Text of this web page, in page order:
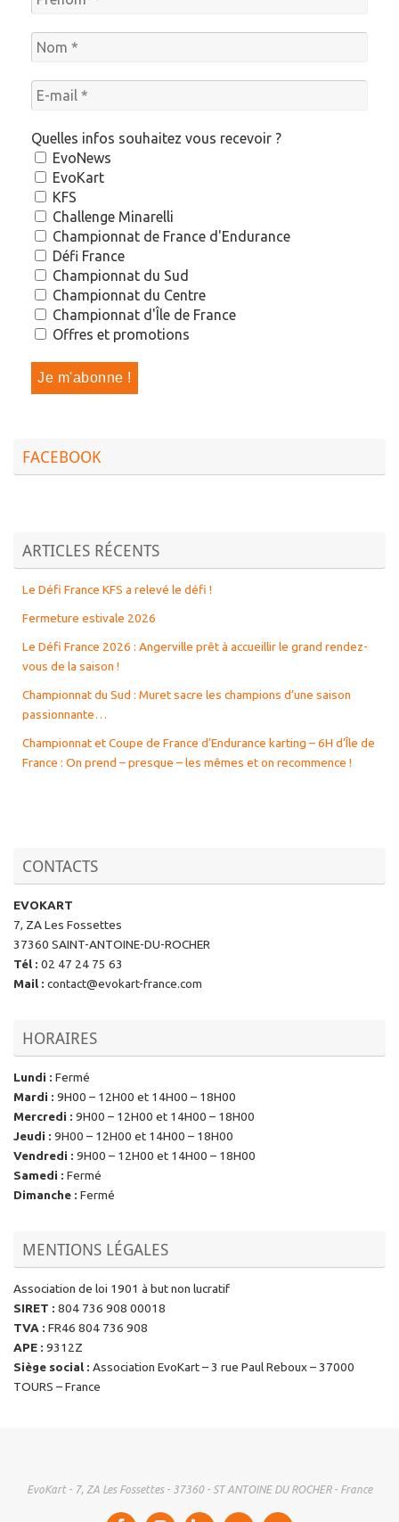
Quelles infos souhaitez vous recevoir ?
EvoNews
EvoKart
KFS
Challenge Minarelli
Championnat de France d'Endurance
Défi France
Championnat du Sud
Championnat du Centre
Championnat d'Île de France
Offres et promotions
FACEBOOK
ARTICLES RÉCENTS
Le Défi France KFS a relevé le défi !
Fermeture estivale 2026
Le Défi France 2026 : Angerville prêt à accueillir le grand rendez-
vous de la saison !
Championnat du Sud : Muret sacre les champions d’une saison
passionnante…
Championnat et Coupe de France d’Endurance karting – 6H d’Île de
France : On prend – presque – les mêmes et on recommence !
CONTACTS
EVOKART
7, ZA Les Fossettes
37360 SAINT-ANTOINE-DU-ROCHER
Tél : 02 47 24 75 63
Mail : contact@evokart-france.com
HORAIRES
Lundi : Fermé
Mardi : 9H00 – 12H00 et 14H00 – 18H00
Mercredi : 9H00 – 12H00 et 14H00 – 18H00
Jeudi : 9H00 – 12H00 et 14H00 – 18H00
Vendredi : 9H00 – 12H00 et 14H00 – 18H00
Samedi : Fermé
Dimanche : Fermé
MENTIONS LÉGALES
Association de loi 1901 à but non lucratif
SIRET : 804 736 908 00018
TVA : FR46 804 736 908
APE : 9312Z
Siège social : Association EvoKart – 3 rue Paul Reboux – 37000
TOURS – France
EvoKart - 7, ZA Les Fossettes - 37360 - ST ANTOINE DU ROCHER - France